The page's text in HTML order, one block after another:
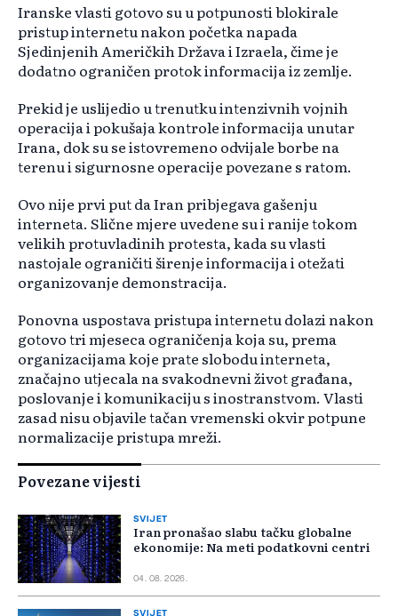
Iranske vlasti gotovo su u potpunosti blokirale
pristup internetu nakon početka napada
Sjedinjenih Američkih Država i Izraela, čime je
dodatno ograničen protok informacija iz zemlje.
Prekid je uslijedio u trenutku intenzivnih vojnih
operacija i pokušaja kontrole informacija unutar
Irana, dok su se istovremeno odvijale borbe na
terenu i sigurnosne operacije povezane s ratom.
Ovo nije prvi put da Iran pribjegava gašenju
interneta. Slične mjere uvedene su i ranije tokom
velikih protuvladinih protesta, kada su vlasti
nastojale ograničiti širenje informacija i otežati
organizovanje demonstracija.
Ponovna uspostava pristupa internetu dolazi nakon
gotovo tri mjeseca ograničenja koja su, prema
organizacijama koje prate slobodu interneta,
značajno utjecala na svakodnevni život građana,
poslovanje i komunikaciju s inostranstvom. Vlasti
zasad nisu objavile tačan vremenski okvir potpune
normalizacije pristupa mreži.
Povezane vijesti
SVIJET
Iran pronašao slabu tačku globalne
ekonomije: Na meti podatkovni centri
04. 08. 2026.
SVIJET